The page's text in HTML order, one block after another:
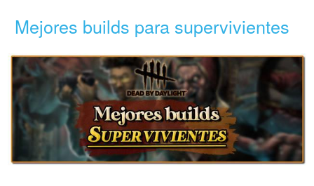
Mejores builds para supervivientes